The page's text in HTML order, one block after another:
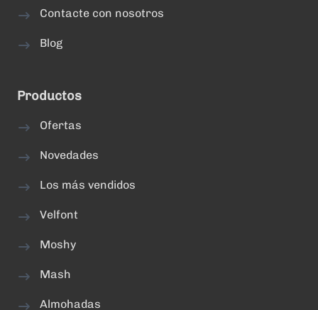
Contacte con nosotros
Blog
Productos
Ofertas
Novedades
Los más vendidos
Velfont
Moshy
Mash
Almohadas